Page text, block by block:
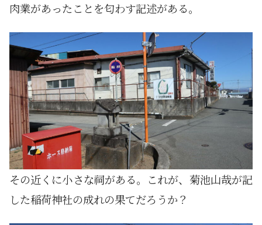
肉業があったことを匂わす記述がある。
その近くに小さな祠がある。これが、菊池山哉が記
した稲荷神社の成れの果てだろうか？